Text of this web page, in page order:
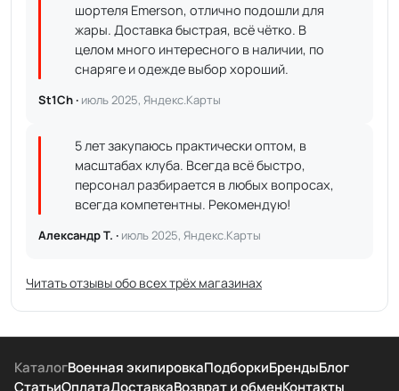
шортеля Emerson, отлично подошли для
жары. Доставка быстрая, всё чётко. В
целом много интересного в наличии, по
снаряге и одежде выбор хороший.
St1Ch · июль 2025, Яндекс.Карты
5 лет закупаюсь практически оптом, в
масштабах клуба. Всегда всё быстро,
персонал разбирается в любых вопросах,
всегда компетентны. Рекомендую!
Александр Т. · июль 2025, Яндекс.Карты
Читать отзывы обо всех трёх магазинах
КаталогВоенная экипировкаПодборкиБрендыБлог
СтатьиОплатаДоставкаВозврат и обменКонтакты